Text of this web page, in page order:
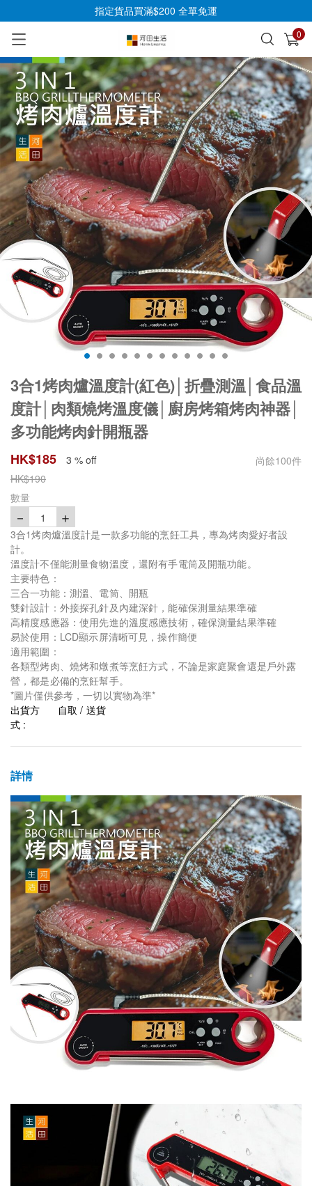
指定貨品買滿$200 全單免運
0
已加入購物車 查看
3合1烤肉爐溫度計(紅色)│折疊測溫│食品溫
度計│肉類燒烤溫度儀│廚房烤箱烤肉神器│
多功能烤肉針開瓶器
HK$185 3 % off 尚餘100件
HK$190
數量
－ 1 ＋
3合1烤肉爐溫度計是一款多功能的烹飪工具，專為烤肉愛好者設
計。
溫度計不僅能測量食物溫度，還附有手電筒及開瓶功能。
主要特色：
三合一功能：測溫、電筒、開瓶
雙針設計：外接探孔針及內建深針，能確保測量結果準確
高精度感應器：使用先進的溫度感應技術，確保測量結果準確
易於使用：LCD顯示屏清晰可見，操作簡便
適用範圍：
各類型烤肉、燒烤和燉煮等烹飪方式，不論是家庭聚會還是戶外露
營，都是必備的烹飪幫手。
*圖片僅供參考，一切以實物為準*
出貨方
式 :
自取 / 送貨
詳情